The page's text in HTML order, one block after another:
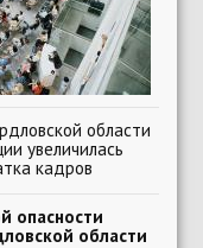
области
увеличилась
кадров
опасности
области